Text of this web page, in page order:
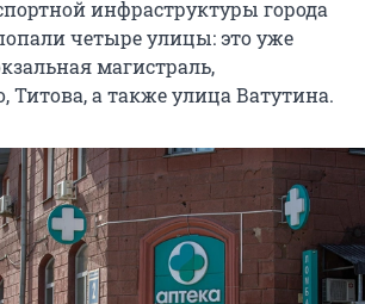
инфраструктуры города
четыре улицы: это уже
магистраль,
Титова, а также улица Ватутина.